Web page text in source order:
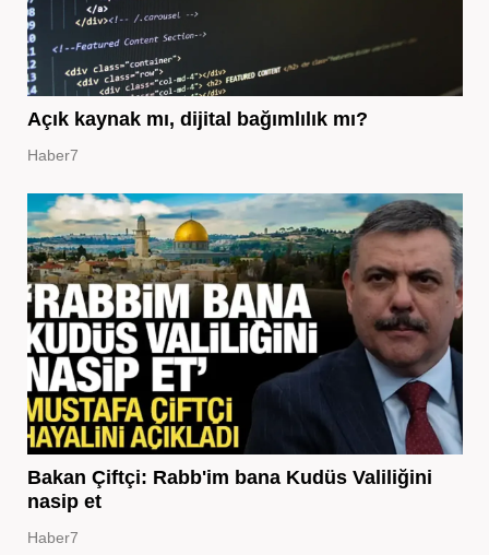
Açık kaynak mı, dijital bağımlılık mı?
Haber7
Bakan Çiftçi: Rabb'im bana Kudüs Valiliğini
nasip et
Haber7